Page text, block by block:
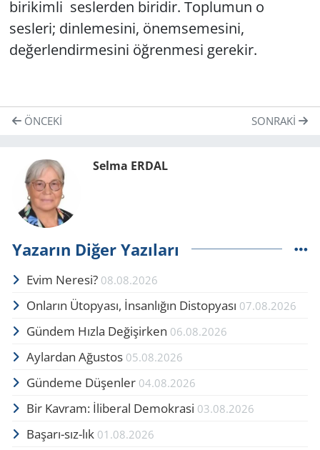
birikimli seslerden biridir. Toplumun o
sesleri; dinlemesini, önemsemesini,
değerlendirmesini öğrenmesi gerekir.
ÖNCEKI SONRAKI
Selma ERDAL
Yazarın Diğer Yazıları
Evim Neresi? 08.08.2026
Onların Ütopyası, İnsanlığın Distopyası 07.08.2026
Gündem Hızla Değişirken 06.08.2026
Aylardan Ağustos 05.08.2026
Gündeme Düşenler 04.08.2026
Bir Kavram: İliberal Demokrasi 03.08.2026
Başarı-sız-lık 01.08.2026